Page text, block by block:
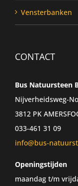
Vensterbanken
CONTACT
Bus Natuursteen
Nijverheidsweg-
3812 PK
033-461 31 09
info@bus-
Openingstijden
maandag t/m